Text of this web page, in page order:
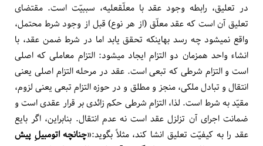
در تعلیق، رابطه وجود عقد با معلّق­علیه، سببیّت است. مقتضای
تعلیق آن است که عقد معلّق (از هر نوع) قبل از وجود شرط محتمل،
واقع نمی­شود چه رسد به­این­که تحقق ­یابد اما در شرط ضمن عقد، با
انشاء واحد هم­زمان دو التزام ایجاد می­شود: التزام معاملی که اصلی
است و التزام شرطی که تبعی است. عقد در مرحله التزام اصلی یعنی
انتقال و تبادل ملکی، منجز و مطلق و در حوزه التزام تبعی یعنی لزوم،
مقیّد به شرط است. لذا، التزام شرطی حکم زائدی بر قرار عقدی است و
ضمانت اجرای آن تزلزل عقد است نه عدم انتقال. بنابراین، اگر بایع
عقد را به کیفیّت تعلیق انشا کند، مثلاً بگوید:«چنانچه اتومبیلِ پیش